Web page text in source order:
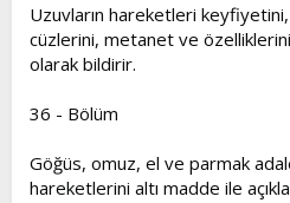
Uzuvların hareketleri
cüzlerini, metanet ve özelliklerini
olarak bildirir.
36 - Bölüm
Göğüs, omuz, el ve parmak
hareketlerini altı madde ile